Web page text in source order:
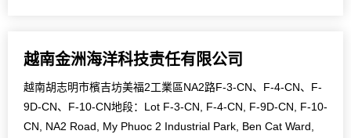
越南金洲海洋科技责任有限公司
越南胡志明市檳吉坊美福2工業區NA2路F-3-CN、F-4-CN、F-
9D-CN、F-10-CN地段：Lot F-3-CN, F-4-CN, F-9D-CN, F-10-
CN, NA2 Road, My Phuoc 2 Industrial Park, Ben Cat Ward,